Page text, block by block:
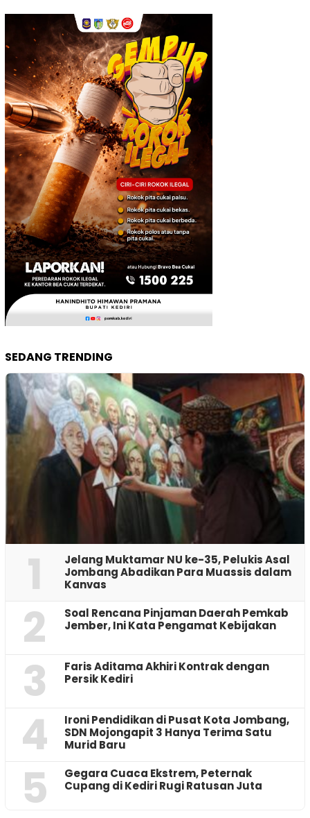
SEDANG TRENDING
1
Jelang Muktamar NU ke-35, Pelukis Asal
Jombang Abadikan Para Muassis dalam
Kanvas
2
‎Soal Rencana Pinjaman Daerah Pemkab
Jember, Ini Kata Pengamat Kebijakan ‎
3
Faris Aditama Akhiri Kontrak dengan
Persik Kediri
4
Ironi Pendidikan di Pusat Kota Jombang,
SDN Mojongapit 3 Hanya Terima Satu
Murid Baru
5
‎Gegara Cuaca Ekstrem, Peternak
Cupang di Kediri Rugi Ratusan Juta